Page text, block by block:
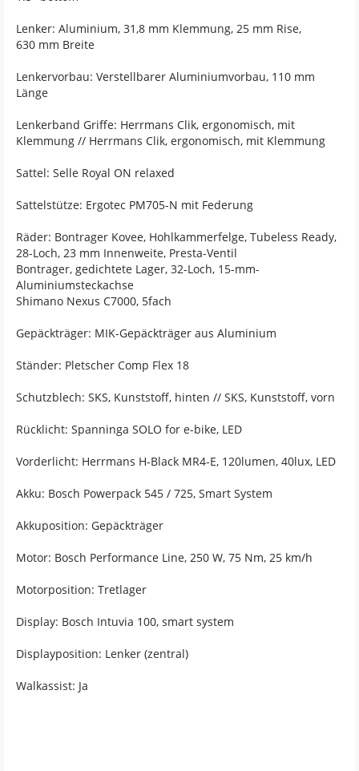
Lenker: Aluminium, 31,8 mm Klemmung, 25 mm Rise,
630 mm Breite
Lenkervorbau: Verstellbarer Aluminiumvorbau, 110 mm
Länge
Lenkerband Griffe: Herrmans Clik, ergonomisch, mit
Klemmung // Herrmans Clik, ergonomisch, mit Klemmung
Sattel: Selle Royal ON relaxed
Sattelstütze: Ergotec PM705-N mit Federung
Räder: Bontrager Kovee, Hohlkammerfelge, Tubeless Ready,
28-Loch, 23 mm Innenweite, Presta-Ventil
Bontrager, gedichtete Lager, 32-Loch, 15-mm-
Aluminiumsteckachse
Shimano Nexus C7000, 5fach
Gepäckträger: MIK-Gepäckträger aus Aluminium
Ständer: Pletscher Comp Flex 18
Schutzblech: SKS, Kunststoff, hinten // SKS, Kunststoff, vorn
Rücklicht: Spanninga SOLO for e-bike, LED
Vorderlicht: Herrmans H-Black MR4-E, 120lumen, 40lux, LED
Akku: Bosch Powerpack 545 / 725, Smart System
Akkuposition: Gepäckträger
Motor: Bosch Performance Line, 250 W, 75 Nm, 25 km/h
Motorposition: Tretlager
Display: Bosch Intuvia 100, smart system
Displayposition: Lenker (zentral)
Walkassist: Ja